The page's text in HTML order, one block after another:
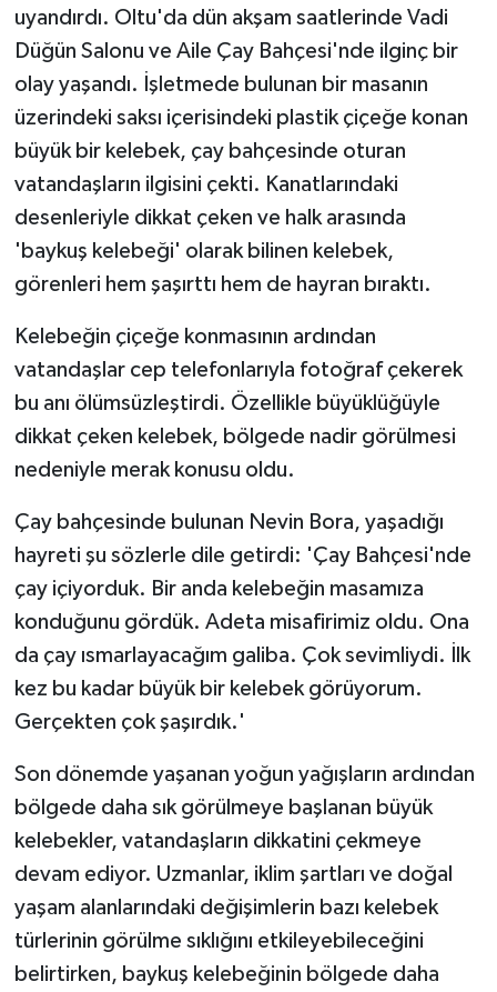
uyandırdı. Oltu'da dün akşam saatlerinde Vadi
Düğün Salonu ve Aile Çay Bahçesi'nde ilginç bir
olay yaşandı. İşletmede bulunan bir masanın
üzerindeki saksı içerisindeki plastik çiçeğe konan
büyük bir kelebek, çay bahçesinde oturan
vatandaşların ilgisini çekti. Kanatlarındaki
desenleriyle dikkat çeken ve halk arasında
'baykuş kelebeği' olarak bilinen kelebek,
görenleri hem şaşırttı hem de hayran bıraktı.
Kelebeğin çiçeğe konmasının ardından
vatandaşlar cep telefonlarıyla fotoğraf çekerek
bu anı ölümsüzleştirdi. Özellikle büyüklüğüyle
dikkat çeken kelebek, bölgede nadir görülmesi
nedeniyle merak konusu oldu.
Çay bahçesinde bulunan Nevin Bora, yaşadığı
hayreti şu sözlerle dile getirdi: 'Çay Bahçesi'nde
çay içiyorduk. Bir anda kelebeğin masamıza
konduğunu gördük. Adeta misafirimiz oldu. Ona
da çay ısmarlayacağım galiba. Çok sevimliydi. İlk
kez bu kadar büyük bir kelebek görüyorum.
Gerçekten çok şaşırdık.'
Son dönemde yaşanan yoğun yağışların ardından
bölgede daha sık görülmeye başlanan büyük
kelebekler, vatandaşların dikkatini çekmeye
devam ediyor. Uzmanlar, iklim şartları ve doğal
yaşam alanlarındaki değişimlerin bazı kelebek
türlerinin görülme sıklığını etkileyebileceğini
belirtirken, baykuş kelebeğinin bölgede daha